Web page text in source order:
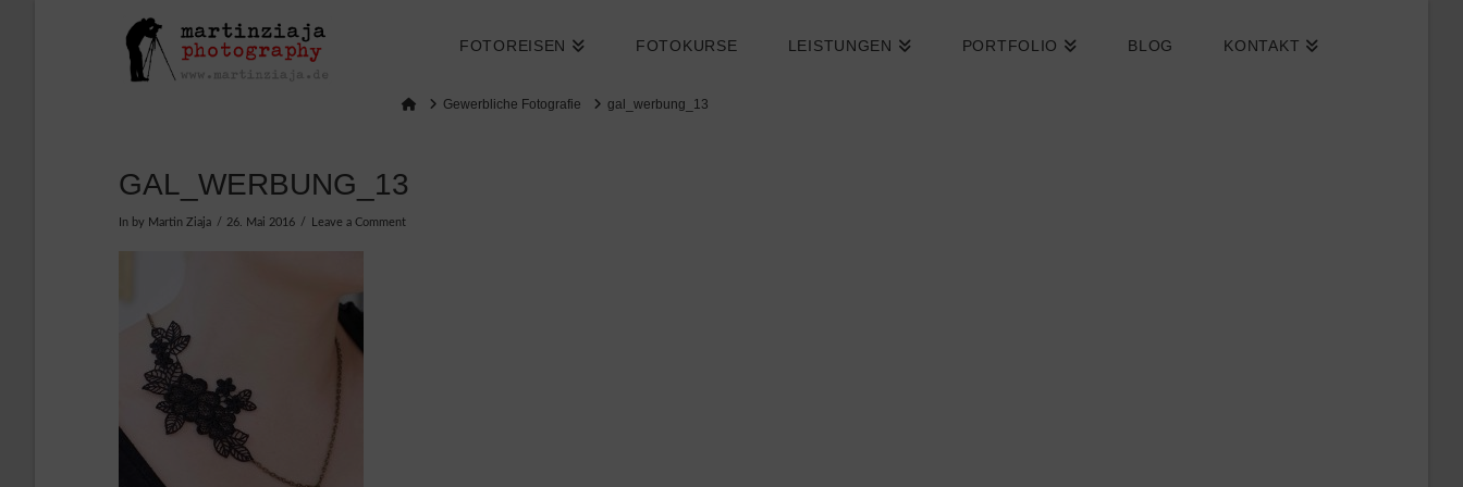
FOTOREISEN FOTOKURSE LEISTUNGEN PORTFOLIO BLOG KONTAKT
HomeGewerbliche Fotografie gal_werbung_13
GAL_WERBUNG_13
In by Martin Ziaja 26. Mai 2016 Leave a Comment